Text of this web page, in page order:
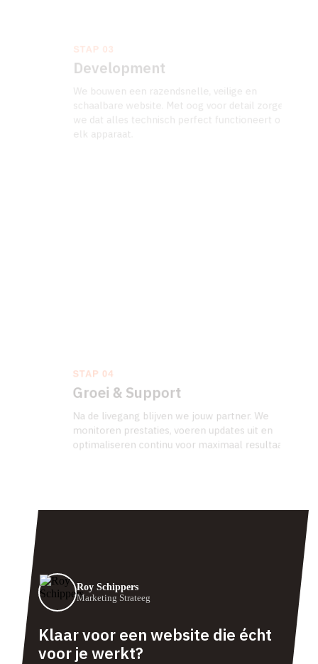
STAP 03
Development
We bouwen een razendsnelle, veilige en
schaalbare website. Met oog voor detail zorgen
we dat alles technisch perfect functioneert op
elk apparaat.
STAP 04
Groei & Support
Na de livegang blijven we jouw partner. We
monitoren prestaties, voeren updates uit en
optimaliseren continu voor maximaal resultaat.
Roy Schippers
Marketing Strateeg
Klaar voor een website die écht
voor je werkt?